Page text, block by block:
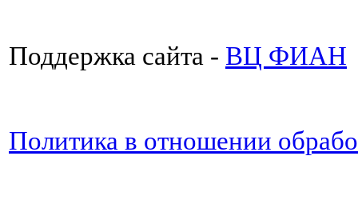
Поддержка сайта - ВЦ ФИАН
Политика в отношении